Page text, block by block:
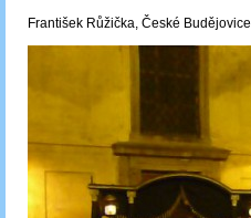
František Růžička, České Budějovice